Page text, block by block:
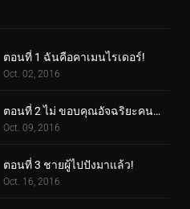
ตอนที่ 1 ฉันคือคาเมนไรเดอร์!
Oct. 02, 2016
ตอนที่ 2 ไม่ ขอบคุณอัจฉริยะคนที่สองใช่ไหม?
Oct. 09, 2016
ตอนที่ 3 ชายผู้ไปปังมาแล้ว!
Oct. 16, 2016